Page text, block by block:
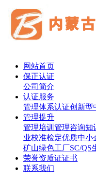
网站首页
保正认证
公司简介
认证服务
管理体系认证创新型
管理提升
管理培训 管理咨询知
业校准检定优质中小
矿山绿色工厂SC/QS
荣誉资质证证书
联系我们